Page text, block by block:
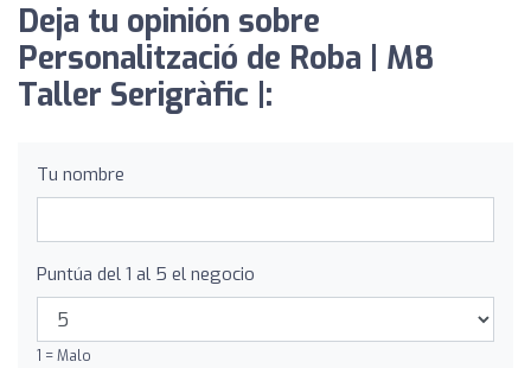
Deja tu opinión sobre
Personalització de Roba | M8
Taller Serigràfic |:
Tu nombre
Puntúa del 1 al 5 el negocio
1 = Malo